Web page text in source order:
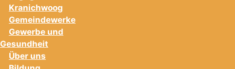
Kranichwoog
Gemeindewerke
Gewerbe und
Gesundheit
Über uns